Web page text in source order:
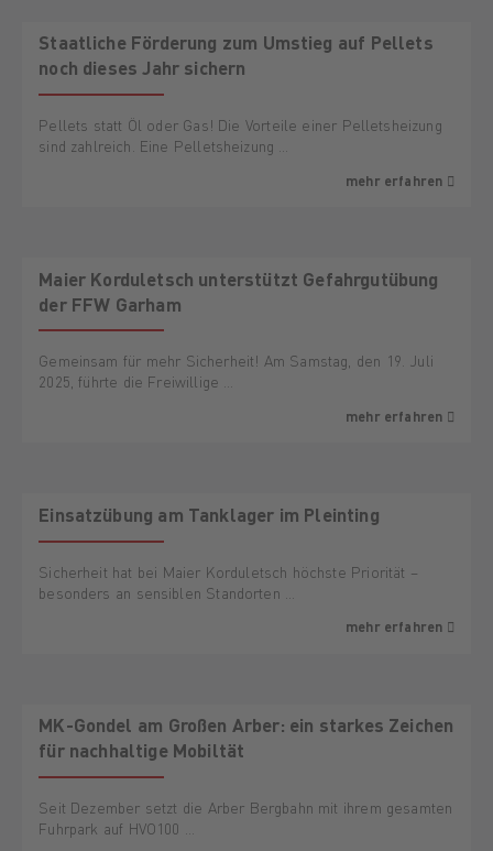
Staatliche Förderung zum Umstieg auf Pellets
noch dieses Jahr sichern
Pellets statt Öl oder Gas! Die Vorteile einer Pelletsheizung
sind zahlreich. Eine Pelletsheizung …
mehr erfahren
Maier Korduletsch unterstützt Gefahrgutübung
der FFW Garham
Gemeinsam für mehr Sicherheit! Am Samstag, den 19. Juli
2025, führte die Freiwillige …
mehr erfahren
Einsatzübung am Tanklager im Pleinting
Sicherheit hat bei Maier Korduletsch höchste Priorität –
besonders an sensiblen Standorten …
mehr erfahren
MK-Gondel am Großen Arber: ein starkes Zeichen
für nachhaltige Mobiltät
Seit Dezember setzt die Arber Bergbahn mit ihrem gesamten
Fuhrpark auf HVO100 …